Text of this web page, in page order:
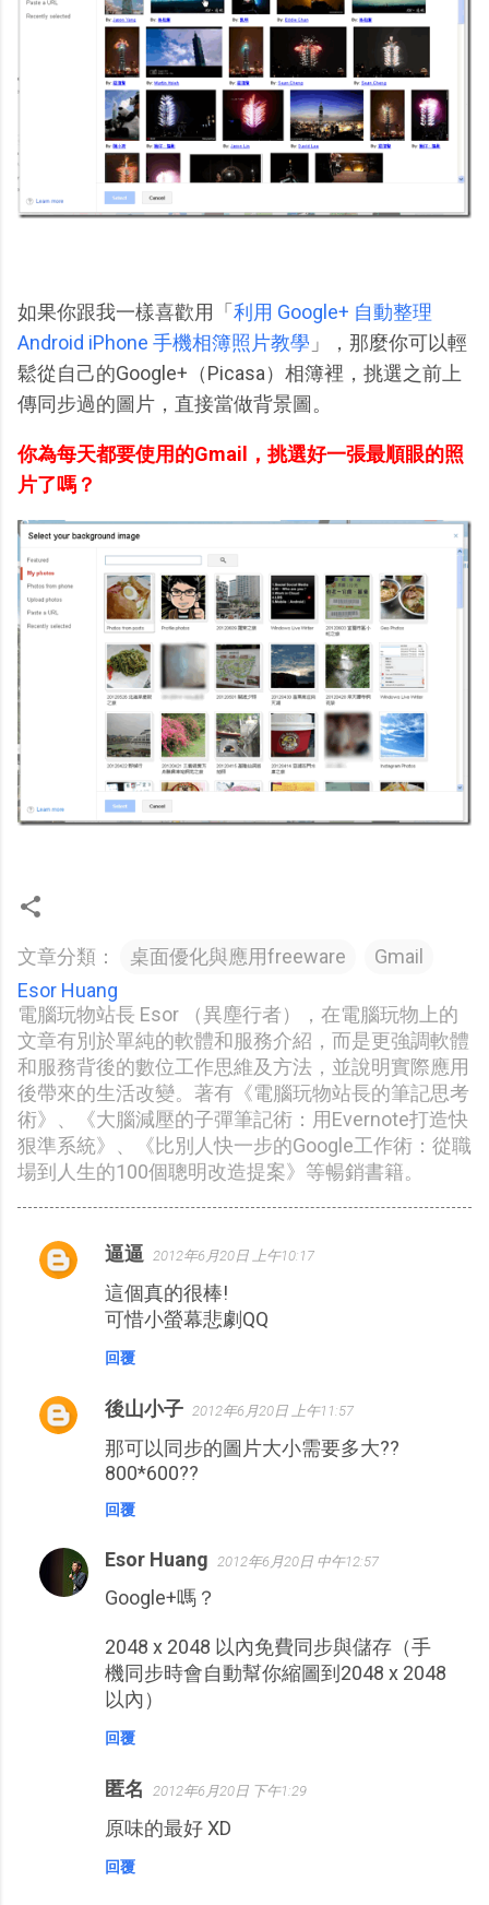
如果你跟我一樣喜歡用「利用 Google+ 自動整理
Android iPhone 手機相簿照片教學 」，那麼你可以輕
鬆從自己的Google+（Picasa）相簿裡，挑選之前上
傳同步過的圖片，直接當做背景圖。
你為每天都要使用的Gmail，挑選好一張最順眼的照
片了嗎？
文章分類： 桌面優化與應用freeware
Gmail
Esor Huang
電腦玩物站長 Esor （異塵行者），在電腦玩物上的
文章有別於單純的軟體和服務介紹，而是更強調軟體
和服務背後的數位工作思維及方法，並說明實際應用
後帶來的生活改變。著有《電腦玩物站長的筆記思考
術》、《大腦減壓的子彈筆記術：用Evernote打造快
狠準系統》、《比別人快一步的Google工作術：從職
場到人生的100個聰明改造提案》等暢銷書籍。
留
逼逼 2012年6月20日 上午10:17
這個真的很棒!
可惜小螢幕悲劇QQ
回覆
後山小子 2012年6月20日 上午11:57
那可以同步的圖片大小需要多大??
800*600??
回覆
Esor Huang 2012年6月20日 中午12:57
Google+嗎？
2048 x 2048 以內免費同步與儲存（手
機同步時會自動幫你縮圖到2048 x 2048
以內）
回覆
匿名 2012年6月20日 下午1:29
原味的最好 XD
回覆